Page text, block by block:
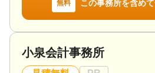
無料 この事務所を含め
小泉会計事務所